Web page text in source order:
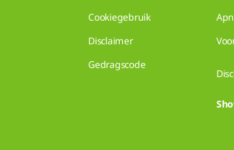
Cookiegebruik
Disclaimer
Gedragscode